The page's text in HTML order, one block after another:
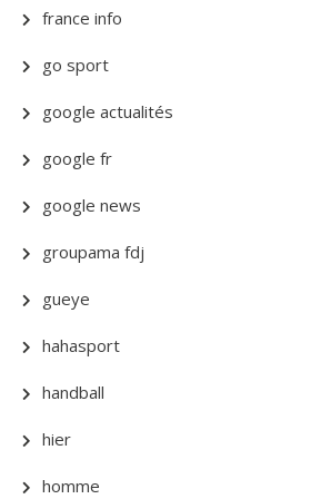
france info
go sport
google actualités
google fr
google news
groupama fdj
gueye
hahasport
handball
hier
homme